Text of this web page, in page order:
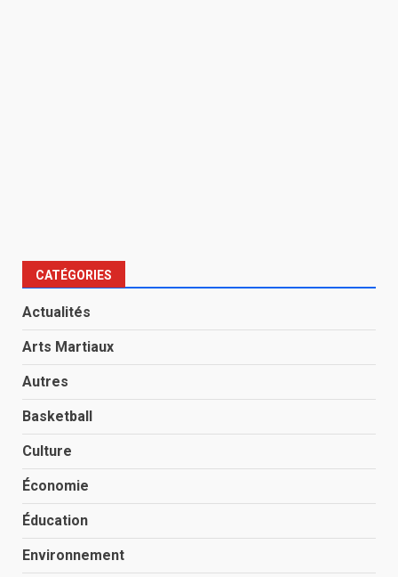
CATÉGORIES
Actualités
Arts Martiaux
Autres
Basketball
Culture
Économie
Éducation
Environnement